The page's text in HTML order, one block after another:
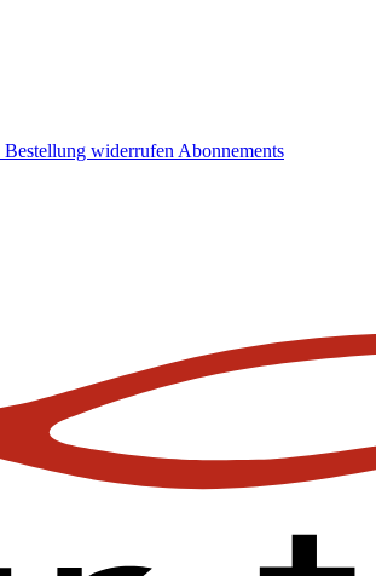
Bestellung widerrufen Abonnements